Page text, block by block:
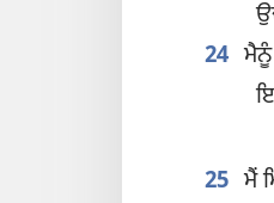
24 ਮੈਨੂੰ
25 ਮੈਂ